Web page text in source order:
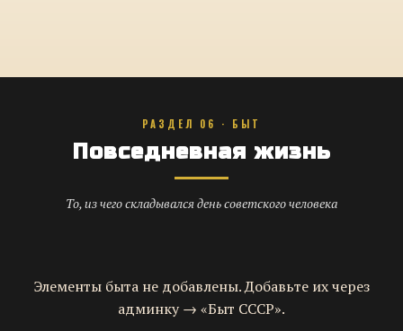
РАЗДЕЛ 06 · БЫТ
Повседневная жизнь
То, из чего складывался день советского человека
Элементы быта не добавлены. Добавьте их через
админку → «Быт СССР».